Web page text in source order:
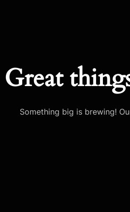
Great
Something big is brewing!